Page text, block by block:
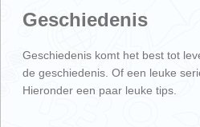
Geschiedenis
Geschiedenis komt het best tot
de geschiedenis. Of een leuke
Hieronder een paar leuke tips.